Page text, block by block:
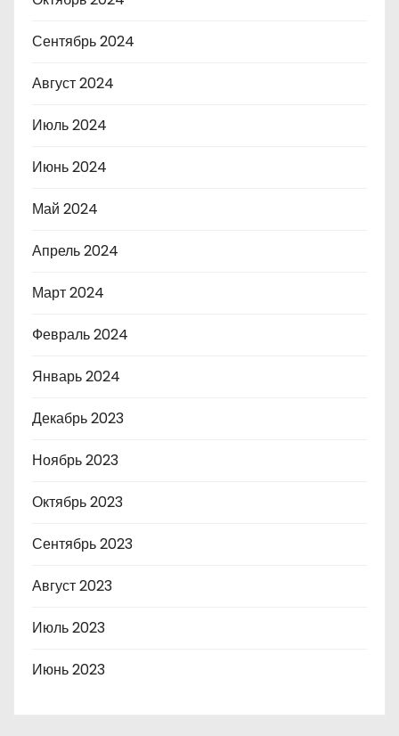
Сентябрь 2024
Август 2024
Июль 2024
Июнь 2024
Май 2024
Апрель 2024
Март 2024
Февраль 2024
Январь 2024
Декабрь 2023
Ноябрь 2023
Октябрь 2023
Сентябрь 2023
Август 2023
Июль 2023
Июнь 2023